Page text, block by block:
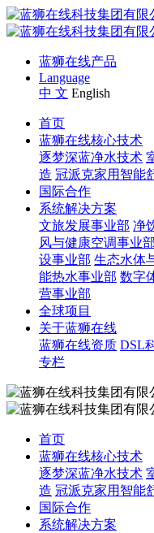
蓝狮在线产品
Language
中 文 English
首页
蓝狮在线核心技术
逐梦深蓝净水技术
造 冠派克家用智能
国际合作
系统解决方案
文旅发展事业部 净
风与健康空调事业部
设事业部 生态水体
能热水事业部 数字
营事业部
全球项目
关于蓝狮在线
蓝狮在线资质 DSL
专栏
首页
蓝狮在线核心技术
逐梦深蓝净水技术
造 冠派克家用智能
国际合作
系统解决方案